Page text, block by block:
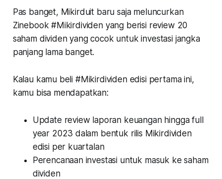
Pas banget, Mikirduit baru saja meluncurkan
Zinebook #Mikirdividen yang berisi review 20
saham dividen yang cocok untuk investasi jangka
panjang lama banget.
Kalau kamu beli #Mikirdividen edisi pertama ini,
kamu bisa mendapatkan:
Update review laporan keuangan hingga full
year 2023 dalam bentuk rilis Mikirdividen
edisi per kuartalan
Perencanaan investasi untuk masuk ke saham
dividen